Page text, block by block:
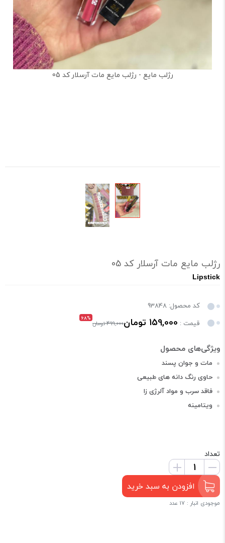
رژلب مایع - رژلب مایع مات آرسلار کد 05
رژلب مایع مات آرسلار کد 05
Lipstick
کد محصول: 93848
قیمت : 159,000 تومان 68%
499,000 تومان
مات و جوان پسند
حاوی رنگ دانه های طبیعی
فاقد سرب و مواد آلرژی زا
ویتامینه
تعداد
افزودن به سبد خرید
موجودی انبار : 17 عدد